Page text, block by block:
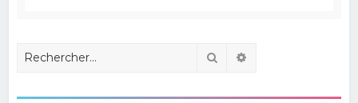
Rechercher